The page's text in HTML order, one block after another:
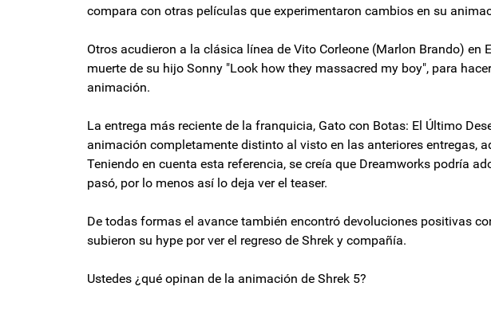
compara con otras películas que experimentaron cambios en su
Otros acudieron a la clásica línea de Vito Corleone (Marlon Brando) en
muerte de su hijo Sonny "Look how they massacred my boy", para
animación.
La entrega más reciente de la franquicia, Gato con Botas: El Último
animación completamente distinto al visto en las anteriores entregas,
Teniendo en cuenta esta referencia, se creía que Dreamworks podría
pasó, por lo menos así lo deja ver el teaser.
De todas formas el avance también encontró devoluciones positivas
subieron su hype por ver el regreso de Shrek y compañía.
Ustedes ¿qué opinan de la animación de Shrek 5?